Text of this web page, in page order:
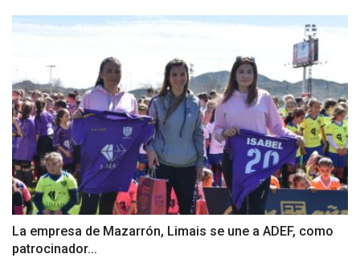
La empresa de Mazarrón, Limais se une a ADEF, como
patrocinador...